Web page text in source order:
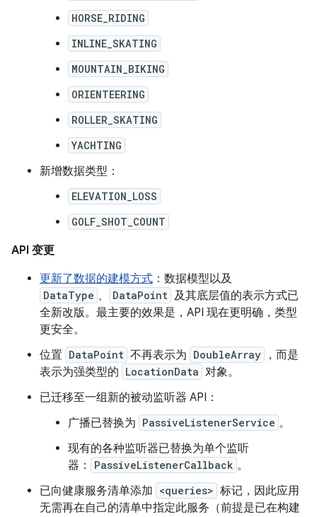
HORSE_RIDING
INLINE_SKATING
MOUNTAIN_BIKING
ORIENTEERING
ROLLER_SKATING
YACHTING
新增数据类型：
ELEVATION_LOSS
GOLF_SHOT_COUNT
API 变更
更新了数据的建模方式 ：数据模型以及
DataType 、 DataPoint 及其底层值的表示方式已
全新改版。最主要的效果是，API 现在更明确，类型
更安全。
位置 DataPoint 不再表示为 DoubleArray
，而是
表示为强类型的 LocationData 对象。
已迁移至一组新的被动监听器 API：
广播已替换为 PassiveListenerService 。
现有的各种监听器已替换为单个监听
器：
PassiveListenerCallback 。
已向健康服务清单添加 <queries> 标记，因此应用
无需再在自己的清单中指定此服务（前提是已在构建